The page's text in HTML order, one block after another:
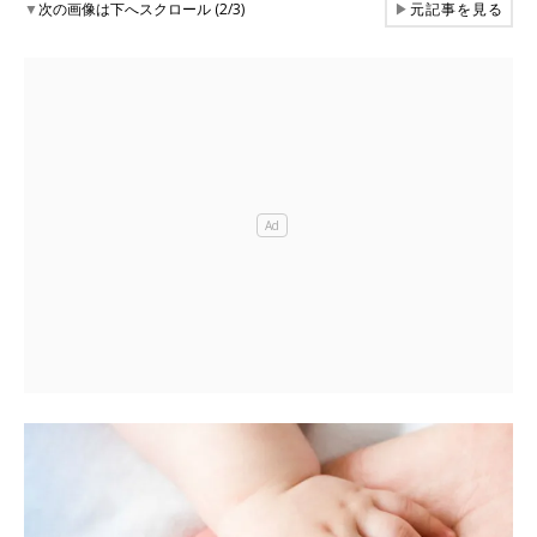
▼次の画像は下へスクロール (2/3) ▶元記事を見る